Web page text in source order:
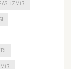
İZMIR